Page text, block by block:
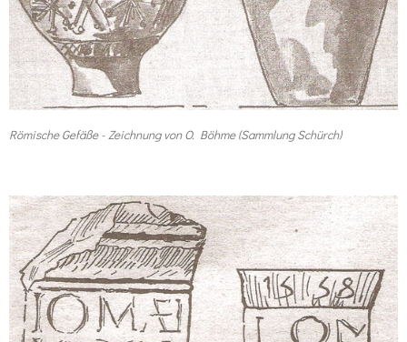
Römische Gefäße - Zeichnung von O. Böhme (Sammlung Schürch)